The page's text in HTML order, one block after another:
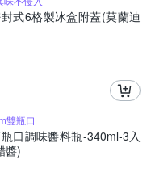
式6格製冰盒附蓋(莫蘭迪
雙瓶口
口調味醬料瓶-340ml-3入
醬)